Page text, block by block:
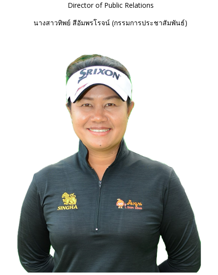
Director of Public Relations
นางสาวทิพย์ สีอัมพรโรจน์ (กรรมการประชาสัมพันธ์)